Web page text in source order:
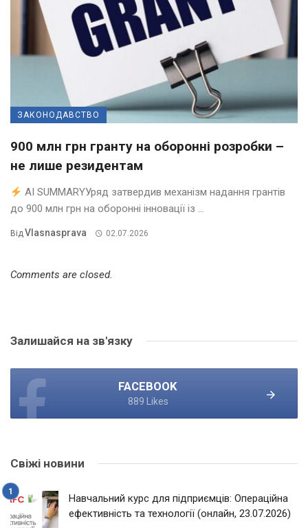
ЗАКОНОДАВСТВО
900 млн грн гранту на оборонні розробки –
не лише резидентам
AI SUMMARYУряд затвердив механізм надання грантів
до 900 млн грн на оборонні інновації із ...
ВідVlasnasprava 02.07.2026
Comments are closed.
Залишайся на зв'язку
FACEBOOK
889 Likes
Свіжі новини
Навчальний курс для підприємців: Операційна
ефективність та технології (онлайн, 23.07.2026)